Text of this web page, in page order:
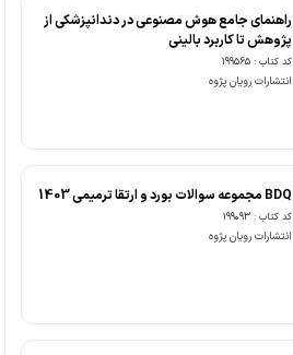
راهنمای جامع هوش مصنوعی در دندانپزشکی از
پژوهش تا کاربرد بالینی
کد کتاب : 199565
انتشارات رویان پژوه
BDQ مجموعه سوالات بورد و ارتقا ترمیمی 1403
کد کتاب : 199093
انتشارات رویان پژوه